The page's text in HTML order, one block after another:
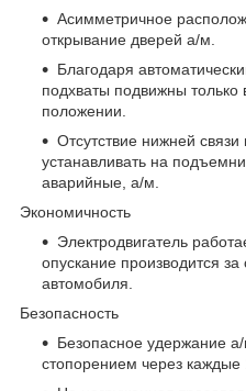
Асимметричное
открывание дверей а/м.
Благодаря
подхваты подвижны
положении.
Отсутствие нижней связи
устанавливать на
аварийные, а/м.
Экономичность
Электродвигатель
опускание производится за
автомобиля.
Безопасность
Безопасное удержание
стопорением через каждые